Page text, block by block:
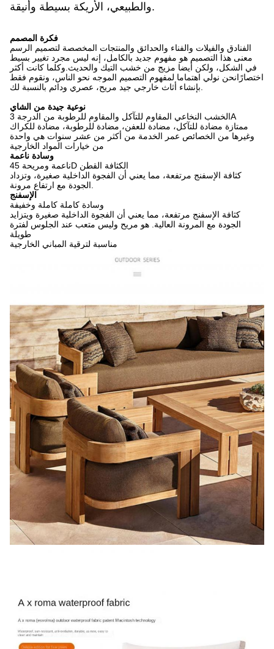
والطبيعي، الأريكة بسيطة وأنيقة.
فكرة المصمم
الفنادق والفيلات والفناء والحدائق والمنتجات المخصصة لتصميم الرسم
معنى هذا التصميم هو مفهوم جديد بالكامل، إنه ليس مجرد تغيير بسيط
في الشكل، ولكن أيضا مزيج من خشب التيك والحديث.وكلما كانت أكثر
اختصارًانحن نولي اهتماما لمفهوم التصميم الموجه نحو الناس، ونقوم فقط
نوعية جيدة من الشاي
الخشب النخاعي المقاوم للتآكل والمقاوم للرطوبة من الدرجة 3A
ممتازة مضادة للتآكل، مضادة للعفن، مضادة للرطوبة، مضادة للكراك
وغيرها من الخصائص عمر الخدمة من أكثر من عشر سنوات هي واحدة
من خيارات المواد الخارجية
وسادة ناعمة
ناعمة ومريحة 45D الكثافة القطن
كثافة الإسفنج مرتفعة، مما يعني أن الفجوة الداخلية صغيرة، وتزداد
الإسفنج
وسادة كاملة كاملة وخفيفة
كثافة الإسفنج مرتفعة، مما يعني أن الفجوة الداخلية صغيرة ويتزايد
الجودة مع المرونة العالية. هو مريح وليس متعب عند الجلوس لفترة
طويلة
مناسبة لترقية المباني الخارجية